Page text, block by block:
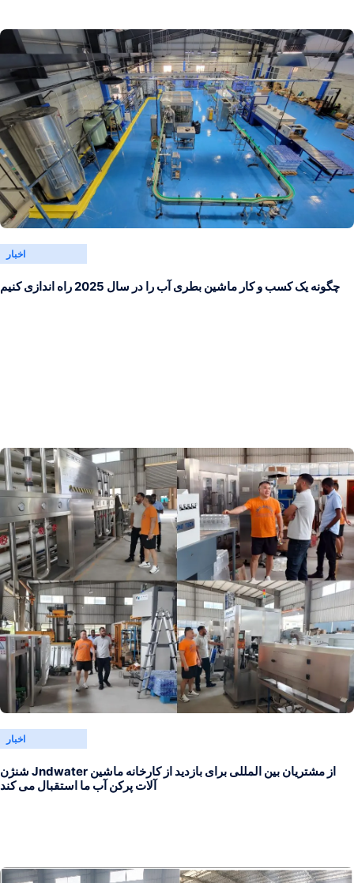
اخبار
چگونه یک کسب و کار ماشین بطری آب را در سال 2025 راه اندازی کنیم
اخبار
شنژن Jndwater از مشتریان بین المللی برای بازدید از کارخانه ماشین
آلات پرکن آب ما استقبال می کند